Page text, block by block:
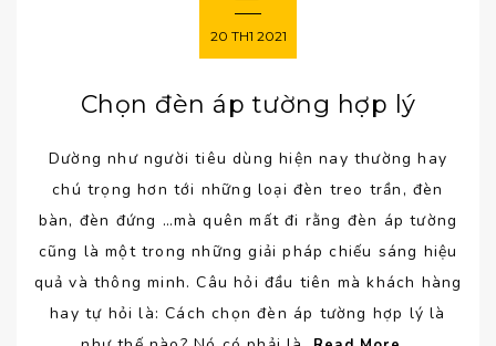
20 TH1 2021
Chọn đèn áp tường hợp lý
Dường như người tiêu dùng hiện nay thường hay
chú trọng hơn tới những loại đèn treo trần, đèn
bàn, đèn đứng …mà quên mất đi rằng đèn áp tường
cũng là một trong những giải pháp chiếu sáng hiệu
quả và thông minh. Câu hỏi đầu tiên mà khách hàng
hay tự hỏi là: Cách chọn đèn áp tường hợp lý là